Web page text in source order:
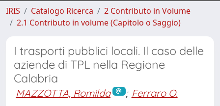
IRIS Catalogo Ricerca
2 Contributo in Volume
2.1 Contributo in volume (Capitolo o Saggio)
I trasporti pubblici locali. Il caso delle
aziende di TPL nella Regione
Calabria
MAZZOTTA, Romilda ; Ferraro O.